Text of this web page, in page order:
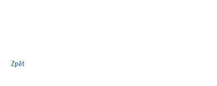
Zpět